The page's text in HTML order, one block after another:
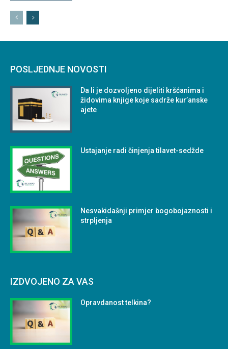
POSLJEDNJE NOVOSTI
Da li je dozvoljeno dijeliti kršćanima i
židovima knjige koje sadrže kur’anske
ajete
Ustajanje radi činjenja tilavet-sedžde
Nesvakidašnji primjer bogobojaznosti i
strpljenja
IZDVOJENO ZA VAS
Opravdanost telkina?